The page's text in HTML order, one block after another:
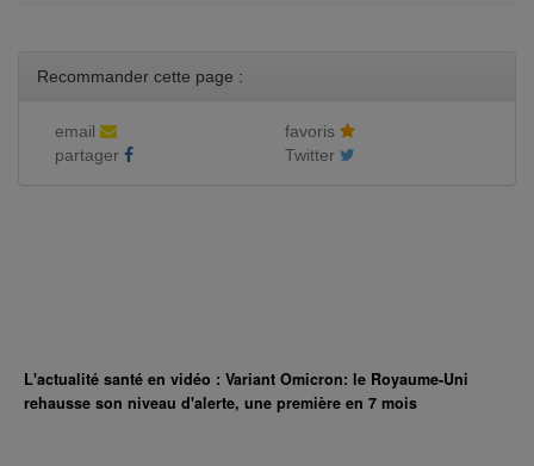
Recommander cette page :
email
favoris
partager
Twitter
L'actualité santé en vidéo : Variant Omicron: le Royaume-Uni
rehausse son niveau d'alerte, une première en 7 mois